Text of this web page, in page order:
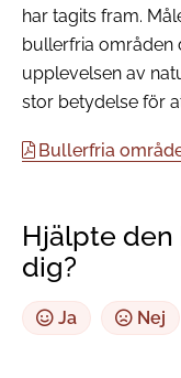
har tagits fram.
bullerfria områden
upplevelsen av
stor betydelse för
Bullerfria
Hjälpte
dig?
Ja Nej